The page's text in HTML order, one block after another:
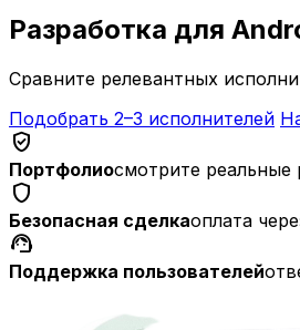
Разработка для
Сравните релевантных
Подобрать 2–3 исполнителей
verified_user
Портфолиосмотрите реальные
shield
Безопасная сделкаоплата
support_agent
Поддержка пользователей